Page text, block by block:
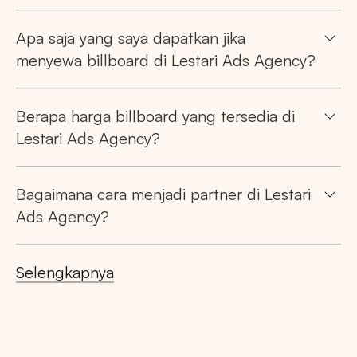
Pencarian
Tips: PilihSemua Provinsi
Apa saja yang saya dapatkan jika
menyewa billboard di Lestari Ads Agency?
Berapa harga billboard yang tersedia di
Lestari Ads Agency?
Bagaimana cara menjadi partner di Lestari
Ads Agency?
Selengkapnya